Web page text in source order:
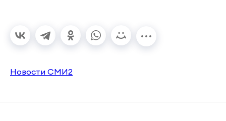
Новости СМИ2